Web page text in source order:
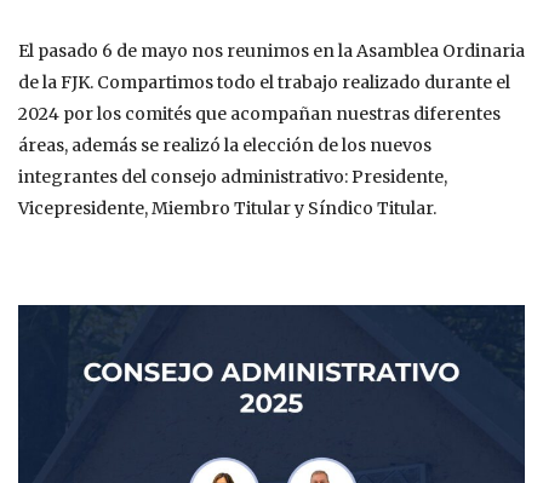
El pasado 6 de mayo nos reunimos en la Asamblea Ordinaria
de la FJK. Compartimos todo el trabajo realizado durante el
2024 por los comités que acompañan nuestras diferentes
áreas, además se realizó la elección de los nuevos
integrantes del consejo administrativo: Presidente,
Vicepresidente, Miembro Titular y Síndico Titular.